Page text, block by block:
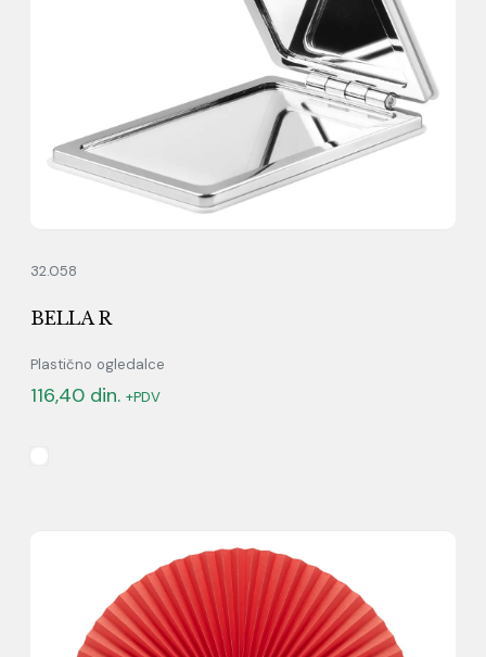
32.058
BELLA R
Plastično ogledalce
116,40 din. +PDV